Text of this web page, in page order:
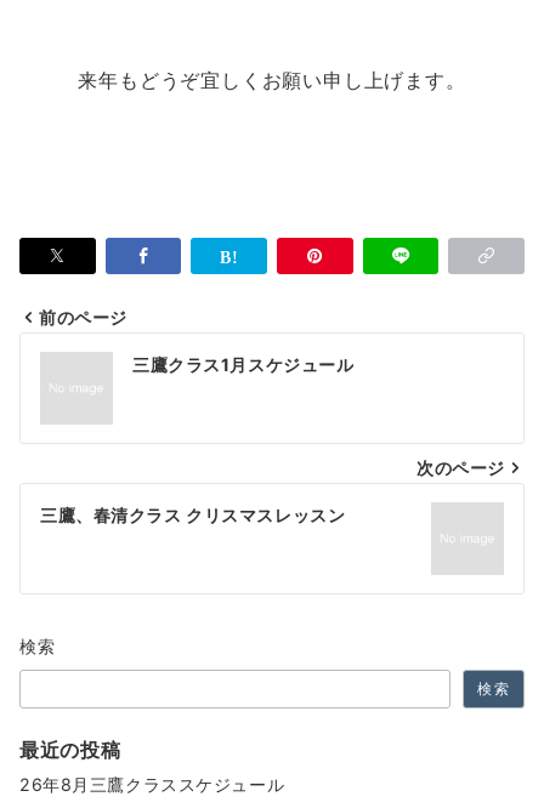
来年もどうぞ宜しくお願い申し上げます。
投
ナ
ビ
ゲ
シ
ョ
ン
前のページ
三鷹クラス1月スケジュール
次のページ
三鷹、春清クラス クリスマスレッスン
検索
検索
最近の投稿
26年8月三鷹クラススケジュール